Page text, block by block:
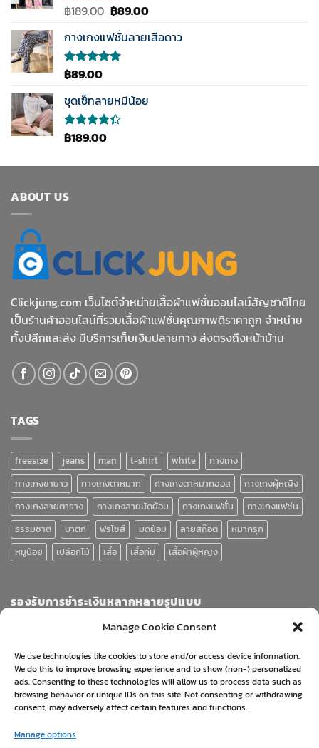
Manage Cookie Consent
We use technologies like cookies to store and/or access device information.
We do this to improve browsing experience and to show (non-) personalized
ads. Consenting to these technologies will allow us to process data such as
browsing behavior or unique IDs on this site. Not consenting or withdrawing
consent, may adversely affect certain features and functions.
Manage options
ให้คะแนน
คะแนน
฿189.00 Original
was:
฿189.00.
฿89.00Current
is:
กางเกงแฟชั่นลายเสือดาว
ให้คะแนน
คะแนน
฿89.00
ชุดเซ็ทลายหมีน้อย
ให้
฿189.00
ABOUT US
Clickjung.com เว็บไซต์จำหน่ายเสื้อผ้าแฟชั่นออนไลน์สัญชาติไทย
เป็นร้านค้าออนไลน์ที่รวมเสื้อผ้าแฟชั่นคุณภาพดีราคาถูก จำหน่าย
ทั้งปลีกและส่ง มีบริการเก็บเงินปลายทาง ส่งตรงถึงหน้าบ้าน
TAGS
freesize jeans man t-shirt white
กางเกง
กางเกงขายาว
กางเกงตาหมาก กางเกงตาหมากฮอส
กางเกงผู้หญิง
กางเกงลายตาราง
กางเกงลายมัดย้อม กางเกงแฟชั่น
กางเกงแฟช่น
ธรรมชาติ
บาติก ฟรีไซส์ มัดย้อม ลายสก๊อต
หมากรุก
หมูน้อย
เปลือกไม้ เสื้อ เสื้อทีม เสื้อผ้าผู้หญิง
รองรับการชำระเงินหลากหลายรูปแบบ